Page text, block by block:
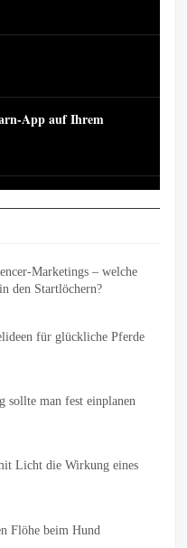
App auf Ihrem
Marketings – welche
den Startlöchern?
für glückliche Pferde
sollte man fest einplanen
Licht die Wirkung eines
Flöhe beim Hund